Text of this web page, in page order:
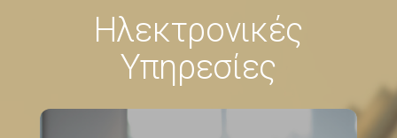
Ηλεκτρονικές
Υπηρεσίες